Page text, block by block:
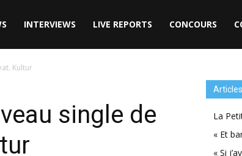
INTERVIEWS LIVE REPORTS CONCOURS
Kultur
single de
La
« Et
« Si